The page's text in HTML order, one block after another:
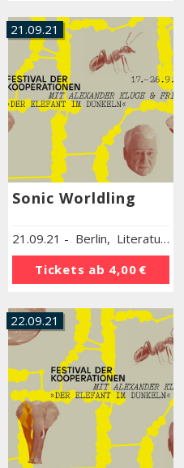
21.09.21
Sonic Worldling
21.09.21 - Berlin, Literaturhaus Berlin
Tickets ab 4,00 €
22.09.21